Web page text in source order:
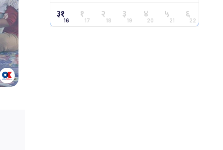
३१16 १17 २18 ३19 ४20 ५21 ६22